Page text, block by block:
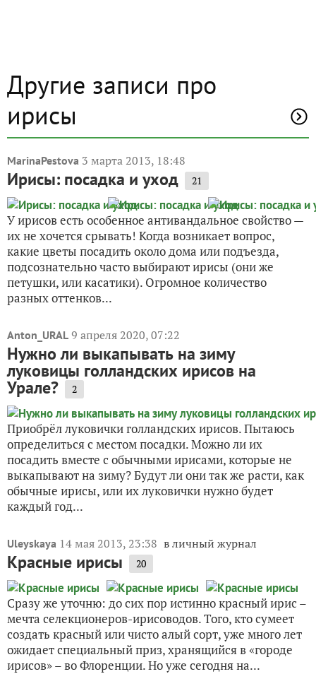
Другие записи про
ирисы
MarinaPestova 3 марта 2013, 18:48
Ирисы: посадка и уход 21
У ирисов есть особенное антивандальное свойство —
их не хочется срывать! Когда возникает вопрос,
какие цветы посадить около дома или подъезда,
подсознательно часто выбирают ирисы (они же
петушки, или касатики). Огромное количество
разных оттенков...
Anton_URAL 9 апреля 2020, 07:22
Нужно ли выкапывать на зиму
луковицы голландских ирисов на
Урале? 2
Приобрёл луковички голландских ирисов. Пытаюсь
определиться с местом посадки. Можно ли их
посадить вместе с обычными ирисами, которые не
выкапывают на зиму? Будут ли они так же расти, как
обычные ирисы, или их луковички нужно будет
каждый год...
Uleyskaya 14 мая 2013, 23:38 в личный журнал
Красные ирисы 20
Сразу же уточню: до сих пор истинно красный ирис –
мечта селекционеров-ирисоводов. Того, кто сумеет
создать красный или чисто алый сорт, уже много лет
ожидает специальный приз, хранящийся в «городе
ирисов» – во Флоренции. Но уже сегодня на...